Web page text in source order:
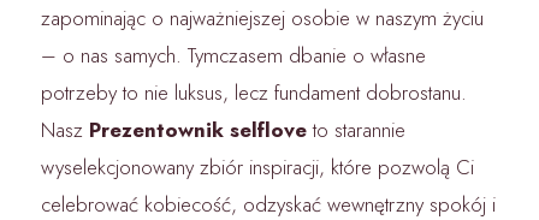
zapominając o najważniejszej osobie w naszym życiu
– o nas samych. Tymczasem dbanie o własne
potrzeby to nie luksus, lecz fundament dobrostanu.
Nasz Prezentownik selfloveto starannie
wyselekcjonowany zbiór inspiracji, które pozwolą Ci
celebrować kobiecość, odzyskać wewnętrzny spokój i